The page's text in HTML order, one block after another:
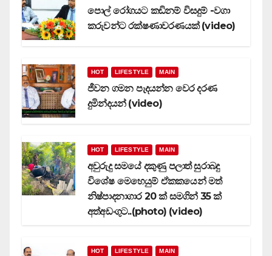
පොල් රෝගයට කඩිනම් විසදුම් -වගා
කරුවන්ට රක්ෂණාවරණයක් (video)
HOT LIFESTYLE MAIN
ජීවන ගමන පැදයන්න වෙර දරණ
දුමින්දයන් (video)
HOT LIFESTYLE MAIN
අවුරුදු සමයේ දකුණු පලාත් සුරාබදු
විශේෂ මෙහෙයුම් ඒකකයෙන් මත්
නිෂ්පාදනාගාර 20 ක් සමගින් 35 ක්
අත්අඩංගුට..(photo) (video)
HOT LIFESTYLE MAIN